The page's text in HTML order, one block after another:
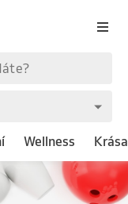
Wellness Krása